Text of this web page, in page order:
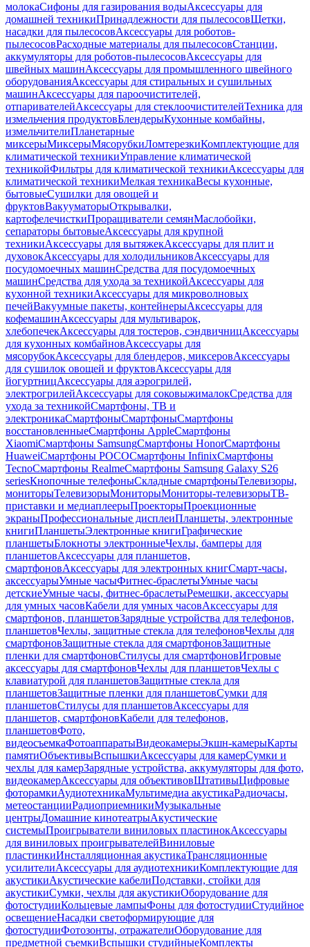
молокаСифоны для газирования водыАксессуары для
домашней техникиПринадлежности для пылесосовЩетки,
насадки для пылесосовАксессуары для роботов-
пылесосовРасходные материалы для пылесосовСтанции,
аккумуляторы для роботов-пылесосовАксессуары для
швейных машинАксессуары для промышленного швейного
оборудованияАксессуары для стиральных и сушильных
машинАксессуары для пароочистителей,
отпаривателейАксессуары для стеклоочистителейТехника для
измельчения продуктовБлендерыКухонные комбайны,
измельчителиПланетарные
миксерыМиксерыМясорубкиЛомтерезкиКомплектующие для
климатической техникиУправление климатической
техникойФильтры для климатической техникиАксессуары для
климатической техникиМелкая техникаВесы кухонные,
бытовыеСушилки для овощей и
фруктовВакууматорыОткрывалки,
картофелечисткиПроращиватели семянМаслобойки,
сепараторы бытовыеАксессуары для крупной
техникиАксессуары для вытяжекАксессуары для плит и
духовокАксессуары для холодильниковАксессуары для
посудомоечных машинСредства для посудомоечных
машинСредства для ухода за техникойАксессуары для
кухонной техникиАксессуары для микроволновых
печейВакуумные пакеты, контейнерыАксессуары для
кофемашинАксессуары для мультиварок,
хлебопечекАксессуары для тостеров, сэндвичницАксессуары
для кухонных комбайновАксессуары для
мясорубокАксессуары для блендеров, миксеровАксессуары
для сушилок овощей и фруктовАксессуары для
йогуртницАксессуары для аэрогрилей,
электрогрилейАксессуары для соковыжималокСредства для
ухода за техникойСмартфоны, ТВ и
электроникаСмартфоныСмартфоныСмартфоны
восстановленныеСмартфоны AppleСмартфоны
XiaomiСмартфоны SamsungСмартфоны HonorСмартфоны
HuaweiСмартфоны POCOСмартфоны InfinixСмартфоны
TecnoСмартфоны RealmeСмартфоны Samsung Galaxy S26
seriesКнопочные телефоныСкладные смартфоныТелевизоры,
мониторыТелевизорыМониторыМониторы-телевизорыТВ-
приставки и медиаплеерыПроекторыПроекционные
экраныПрофессиональные дисплеиПланшеты, электронные
книгиПланшетыЭлектронные книгиГрафические
планшетыБлокноты электронныеЧехлы, бамперы для
планшетовАксессуары для планшетов,
смартфоновАксессуары для электронных книгСмарт-часы,
аксессуарыУмные часыФитнес-браслетыУмные часы
детскиеУмные часы, фитнес-браслетыРемешки, аксессуары
для умных часовКабели для умных часовАксессуары для
смартфонов, планшетовЗарядные устройства для телефонов,
планшетовЧехлы, защитные стекла для телефоновЧехлы для
смартфоновЗащитные стекла для смартфоновЗащитные
пленки для смартфоновСтилусы для смартфоновИгровые
аксессуары для смартфоновЧехлы для планшетовЧехлы с
клавиатурой для планшетовЗащитные стекла для
планшетовЗащитные пленки для планшетовСумки для
планшетовСтилусы для планшетовАксессуары для
планшетов, смартфоновКабели для телефонов,
планшетовФото,
видеосъемкаФотоаппаратыВидеокамерыЭкшн-камерыКарты
памятиОбъективыВспышкиАксессуары для камерСумки и
чехлы для камерЗарядные устройства, аккумуляторы для фото,
видеокамерАксессуары для объективовШтативыЦифровые
фоторамкиАудиотехникаМультимедиа акустикаРадиочасы,
метеостанцииРадиоприемникиМузыкальные
центрыДомашние кинотеатрыАкустические
системыПроигрыватели виниловых пластинокАксессуары
для виниловых проигрывателейВиниловые
пластинкиИнсталляционная акустикаТрансляционные
усилителиАксессуары для аудиотехникиКомплектующие для
акустикиАкустические кабелиПодставки, стойки для
акустикиСумки, чехлы для акустикиОборудование для
фотостудииКольцевые лампыФоны для фотостудииСтудийное
освещениеНасадки светоформирующие для
фотостудииФотозонты, отражателиОборудование для
предметной съемкиВспышки студийныеКомплекты